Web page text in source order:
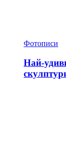
Фотописи
Най-